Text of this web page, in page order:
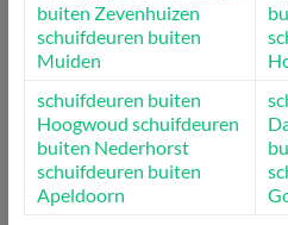
buiten Zevenhuizen
schuifdeuren buiten
Muiden
schuifdeuren buiten
Hoogwoud schuifdeuren
buiten Nederhorst
schuifdeuren buiten
Apeldoorn